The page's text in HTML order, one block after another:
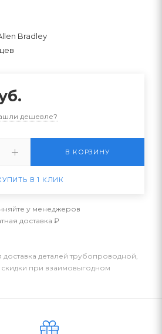
Bradley
дешевле?
В КОРЗИНУ
В 1 КЛИК
у менеджеров
доставка ₽
деталей трубопроводной,
при взаимовыгодном